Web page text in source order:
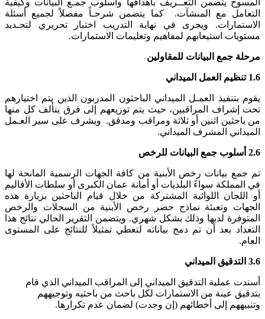
التعامل مع المنشآت. كما يتضمن شرحـاً مفصلاً لجميع أسئلة
الاستمارات. ويجرى في نهاية التدريب اختبار تحريري لتحـديد
مستويات استيعابهم لمفاهيم وتعليمات الاستمارات.
مرحلة جمع البيانات للمقاولين
1.6 تنظيم العمل الميداني
يقوم بتنفيذ العمـل الميداني الباحثون المدربون الذين يتم اختيارهم
تحت إشراف المراقبين، حيث يتم توزيعهم إلى فرق يتألف كل منها
من باحثين اثنين أو ثلاثة ومراقب ومدقق. ويشرف على سير العـمل
الميداني المشرف الميداني.
2.6 أسلوب جمع البيانات للرخص
تم جمع بيانات رخص الأبنية من كافة الجهات الرسمية المانحة لها
في المملكة سواءً البلديات أو أمانة عمان الكبرى أو سلطات الأقاليم
أو اللجان اللوائية المشتركة من خلال قيام الباحثين بزيارة هذه
الجهات وتعبئة نماذج حصر رخص الأبنية من السجلات والرخص
المتوفرة لديها وذلك بشكل شهري. ويتضمن التقرير الحالي نتائج هذا
التعداد بعد أن تم دمج بياناته لتعطي تمثيلاً للنتائج على المستوى
العام.
3.6 التدقيق الميداني
أسندت عملية التدقيق الميداني إلى المراقب الميداني الذي قام
بتدقيق عينة من الاستمارات لكل باحث من باحثيه وتوجيههم
وتنبيههم إلى أخطائهم (إن وجدت) لضمان عدم تكرارها.